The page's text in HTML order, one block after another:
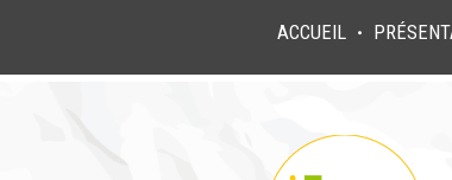
ACCUEIL ●